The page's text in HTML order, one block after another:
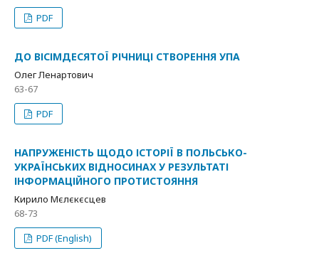
PDF
ДО ВІСІМДЕСЯТОЇ РІЧНИЦІ СТВОРЕННЯ УПА
Олег Ленартович
63-67
PDF
НАПРУЖЕНІСТЬ ЩОДО ІСТОРІЇ В ПОЛЬСЬКО-
УКРАЇНСЬКИХ ВІДНОСИНАХ У РЕЗУЛЬТАТІ
ІНФОРМАЦІЙНОГО ПРОТИСТОЯННЯ
Кирило Мєлєкєсцев
68-73
PDF (English)